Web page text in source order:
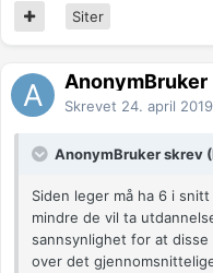
Siter
AnonymBruker
Skrevet 24. april 2019
AnonymBruker skrev
Siden leger må ha 6 i
mindre de vil ta
sannsynlighet for at
over det